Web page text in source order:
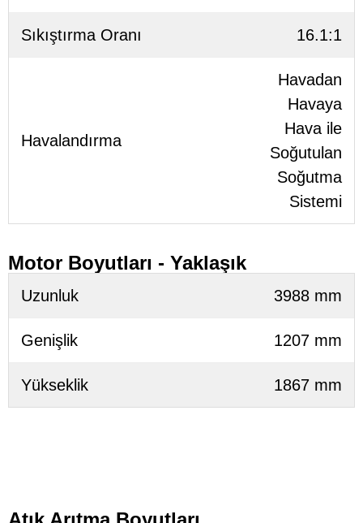
Sıkıştırma Oranı 16.1:1
Havalandırma
Havadan
Havaya
Hava ile
Soğutulan
Soğutma
Sistemi
Motor Boyutları - Yaklaşık
Uzunluk 3988 mm
Genişlik 1207 mm
Yükseklik 1867 mm